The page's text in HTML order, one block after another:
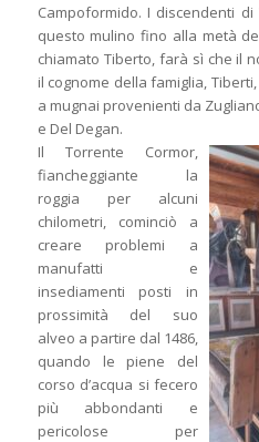
Campoformido. I discendenti
questo mulino fino alla metà
chiamato Tiberto, farà sì che il
il cognome della famiglia,
a mugnai provenienti da
e Del Degan.
Il Torrente Cormor,
fiancheggiante la
roggia per alcuni
chilometri, cominciò a
creare problemi a
manufatti e
insediamenti posti in
prossimità del suo
alveo a partire dal 1486,
quando le piene del
corso d’acqua si fecero
più abbondanti e
pericolose per